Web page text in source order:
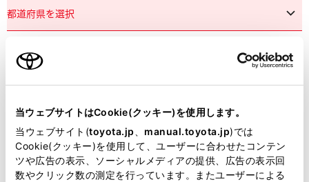
当ウェブサイトはCookie(クッキー)を使用します。
当ウェブサイト(toyota.jp manual.toyota.jp)では
Cookie(クッキー)を使用して、ユーザーに合わせたコンテン
ツや広告の表示、ソーシャルメディアの提供、広告の表示回
数やクリック数の測定を行っています。またユーザーによる
市区町村名
必須 丁目番地